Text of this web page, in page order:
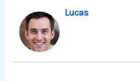
Lucas